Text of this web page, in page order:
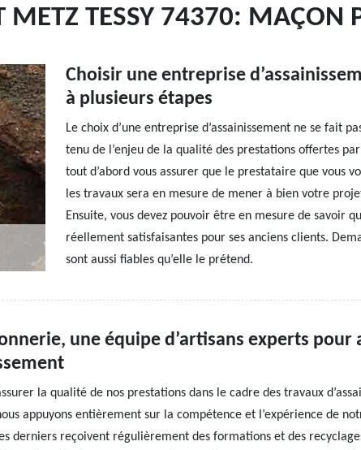
METZ TESSY 74370: MAÇON
Choisir une entreprise
à plusieurs étapes
Le choix d’une entreprise d’assainissement ne se fait
tenu de l’enjeu de la qualité des prestations offertes
tout d’abord vous assurer que le prestataire que vous
les travaux sera en mesure de mener à bien votre
Ensuite, vous devez pouvoir être en mesure de savoir
réellement satisfaisantes pour ses anciens clients.
sont aussi fiables qu’elle le prétend.
une équipe d’artisans experts pour
la qualité de nos prestations dans le cadre des travaux
appuyons entièrement sur la compétence et l’expérience de
derniers reçoivent régulièrement des formations et des